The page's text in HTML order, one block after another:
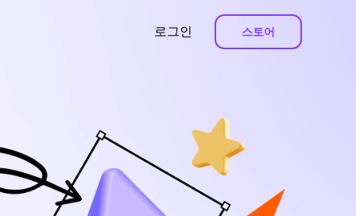
로그인 스토어